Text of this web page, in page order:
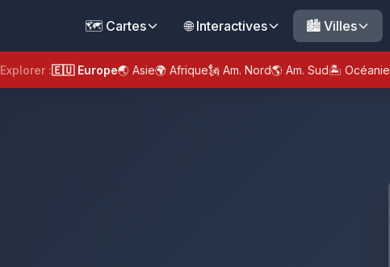
🗺️ Cartes 🌐 Interactives 🏙️ Villes
Explorer :🇪🇺 Europe🌏 Asie🌍 Afrique🗽 Am. Nord🌎 Am. Sud🏝️ Océanie